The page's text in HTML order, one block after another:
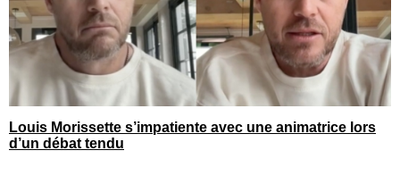
Louis Morissette s’impatiente avec une animatrice lors
d’un débat tendu